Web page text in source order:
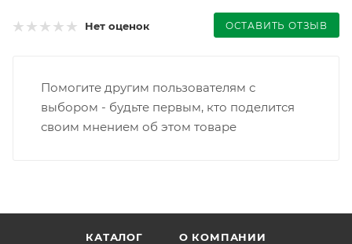
Нет оценок ОСТАВИТЬ ОТЗЫВ
Помогите другим пользователям с
выбором - будьте первым, кто поделится
своим мнением об этом товаре
КАТАЛОГ О КОМПАНИИ